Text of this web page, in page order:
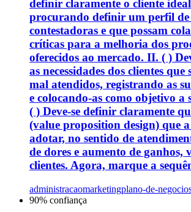
definir claramente o cliente
procurando definir um perfil de
contestadoras e que possam
críticas para a melhoria dos
oferecidos ao mercado. II. ( )
as necessidades dos clientes que
mal atendidos, registrando as
e colocando-as como objetivo
( ) Deve-se definir claramente
(value proposition design) que
adotar, no sentido de
de dores e aumento de ganhos,
clientes. Agora, marque a
administracaomarketingplano-de-
90% confiança